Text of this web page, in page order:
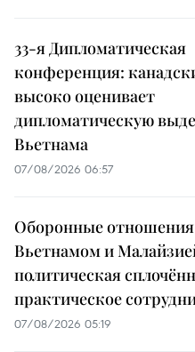
33-я Дипломатическая
конференция:
высоко оценивает
дипломатическую
Вьетнама
07/08/2026 06:57
Оборонные
Вьетнамом и
политическая
практическое
07/08/2026 05:19